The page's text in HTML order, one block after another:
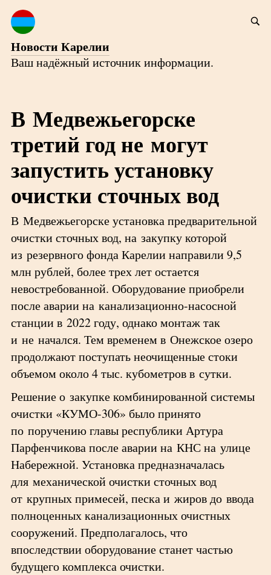
Новости Карелии
Ваш надёжный источник информации.
В Медвежьегорске
третий год не могут
запустить установку
очистки сточных вод
В Медвежьегорске установка предварительной
очистки сточных вод, на закупку которой
из резервного фонда Карелии направили 9,5
млн рублей, более трех лет остается
невостребованной. Оборудование приобрели
после аварии на канализационно-насосной
станции в 2022 году, однако монтаж так
и не начался. Тем временем в Онежское озеро
продолжают поступать неочищенные стоки
объемом около 4 тыс. кубометров в сутки.
Решение о закупке комбинированной системы
очистки «КУМО-306» было принято
по поручению главы республики Артура
Парфенчикова после аварии на КНС на улице
Набережной. Установка предназначалась
для механической очистки сточных вод
от крупных примесей, песка и жиров до ввода
полноценных канализационных очистных
сооружений. Предполагалось, что
впоследствии оборудование станет частью
будущего комплекса очистки.